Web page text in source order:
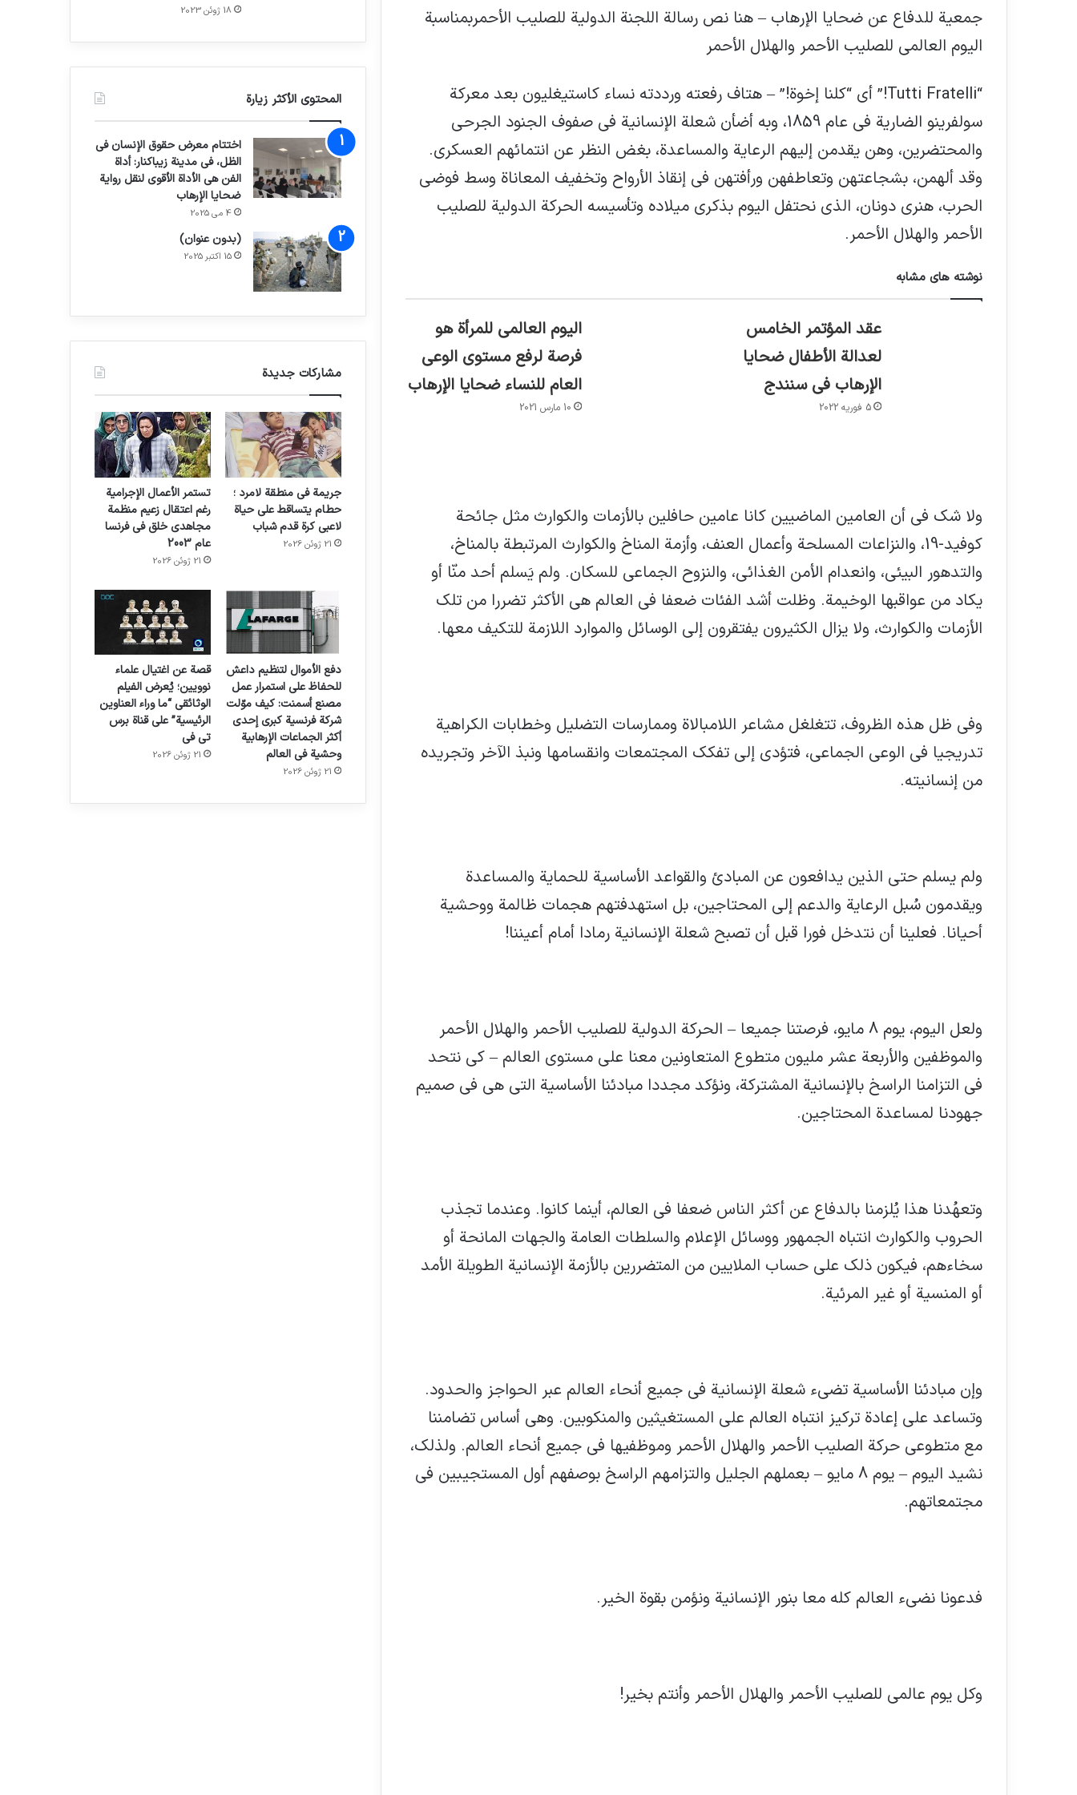
جمعية للدفاع عن ضحايا الإرهاب – هنا نص رسالة اللجنة الدولية للصليب الأحمربمناسبة
اليوم العالمي للصليب الأحمر والهلال الأحمر
“Tutti Fratelli!” أي “كلنا إخوة!” – هتاف رفعته ورددته نساء كاستيغليون بعد معركة
سولفرينو الضارية في عام 1859، وبه أضأن شعلة الإنسانية في صفوف الجنود الجرحى
والمحتضرين، وهن يقدمن إليهم الرعاية والمساعدة، بغض النظر عن انتمائهم العسكري.
وقد ألهمن، بشجاعتهن وتعاطفهن ورأفتهن في إنقاذ الأرواح وتخفيف المعاناة وسط فوضى
الحرب، هنري دونان، الذي نحتفل اليوم بذكرى ميلاده وتأسيسه الحركة الدولية للصليب
الأحمر والهلال الأحمر.
نوشته های مشابه
عقد المؤتمر الخامس
لعدالة الأطفال ضحايا
الإرهاب في سنندج
5 فوریه 2022
اليوم العالمي للمرأة هو
فرصة لرفع مستوى الوعي
العام للنساء ضحايا الإرهاب
10 مارس 2021
ولا شك في أن العامين الماضيين كانا عامين حافلين بالأزمات والكوارث مثل جائحة
كوفيد-19، والنزاعات المسلحة وأعمال العنف، وأزمة المناخ والكوارث المرتبطة بالمناخ،
والتدهور البيئي، وانعدام الأمن الغذائي، والنزوح الجماعي للسكان. ولم يَسلم أحد منّا أو
يكاد من عواقبها الوخيمة. وظلت أشد الفئات ضعفا في العالم هي الأكثر تضررا من تلك
الأزمات والكوارث، ولا يزال الكثيرون يفتقرون إلى الوسائل والموارد اللازمة للتكيف معها.
وفي ظل هذه الظروف، تتغلغل مشاعر اللامبالاة وممارسات التضليل وخطابات الكراهية
تدريجيا في الوعي الجماعي، فتؤدي إلى تفكك المجتمعات وانقسامها ونبذ الآخر وتجريده
من إنسانيته.
ولم يسلم حتى الذين يدافعون عن المبادئ والقواعد الأساسية للحماية والمساعدة
ويقدمون سُبل الرعاية والدعم إلى المحتاجين، بل استهدفتهم هجمات ظالمة ووحشية
أحيانا. فعلينا أن نتدخل فورا قبل أن تصبح شعلة الإنسانية رمادا أمام أعيننا!
ولعل اليوم، يوم 8 مايو، فرصتنا جميعا – الحركة الدولية للصليب الأحمر والهلال الأحمر
والموظفين والأربعة عشر مليون متطوع المتعاونين معنا على مستوى العالم – كي نتحد
في التزامنا الراسخ بالإنسانية المشتركة، ونؤكد مجددا مبادئنا الأساسية التي هي في صميم
جهودنا لمساعدة المحتاجين.
وتعهُدنا هذا يُلزمنا بالدفاع عن أكثر الناس ضعفا في العالم، أينما كانوا. وعندما تجذب
الحروب والكوارث انتباه الجمهور ووسائل الإعلام والسلطات العامة والجهات المانحة أو
سخاءهم، فيكون ذلك على حساب الملايين من المتضررين بالأزمة الإنسانية الطويلة الأمد
أو المنسية أو غير المرئية.
وإن مبادئنا الأساسية تضيء شعلة الإنسانية في جميع أنحاء العالم عبر الحواجز والحدود.
وتساعد على إعادة تركيز انتباه العالم على المستغيثين والمنكوبين. وهي أساس تضامننا
مع متطوعي حركة الصليب الأحمر والهلال الأحمر وموظفيها في جميع أنحاء العالم. ولذلك،
نشيد اليوم – يوم 8 مايو – بعملهم الجليل والتزامهم الراسخ بوصفهم أول المستجيبين في
مجتمعاتهم.
فدعونا نضيء العالم كله معا بنور الإنسانية ونؤمن بقوة الخير.
وكل يوم عالمي للصليب الأحمر والهلال الأحمر وأنتم بخير!
18 ژوئن 2023
المحتوى الأكثر زيارة
اختتام معرض حقوق الإنسان في
الظل، في مدينة زيباكنار: أداة
الفن هي الأداة الأقوى لنقل رواية
ضحايا الإرهاب
4 می 2025
(بدون عنوان)
15 اکتبر 2025
مشاركات جديدة
جريمة في منطقة لامرد ؛
حطام يتساقط على حياة
لاعبي كرة قدم شباب
21 ژوئن 2026
تستمر الأعمال الإجرامية
رغم اعتقال زعيم منظمة
مجاهدي خلق في فرنسا
عام 2003
21 ژوئن 2026
دفع الأموال لتنظيم داعش
للحفاظ على استمرار عمل
مصنع أسمنت: كيف موّلت
شركة فرنسية كبرى إحدى
أكثر الجماعات الإرهابية
وحشية في العالم
21 ژوئن 2026
قصة عن اغتيال علماء
نوويين؛ يُعرض الفيلم
الوثائقي “ما وراء العناوين
الرئيسية” على قناة برس
تي في
21 ژوئن 2026